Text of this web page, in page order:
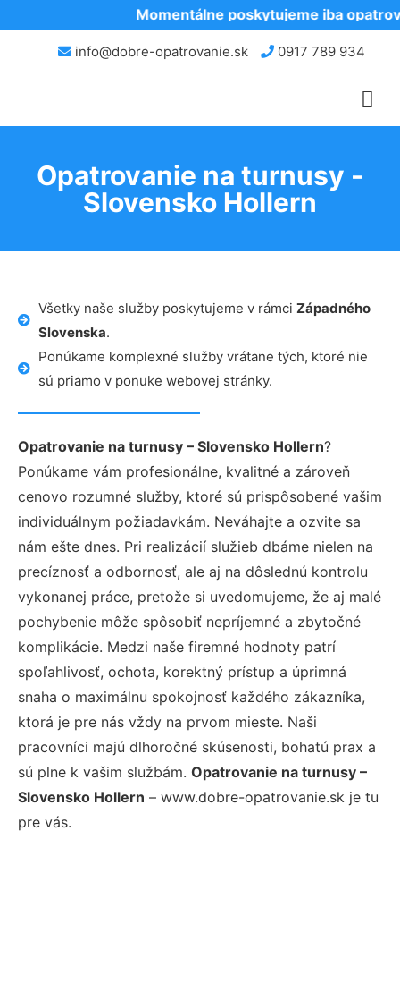
Momentálne poskytujeme iba
info@dobre-opatrovanie.sk 0917 789 934
Opatrovanie na turnusy -
Slovensko Hollern
Všetky naše služby poskytujeme v rámci Západného
Slovenska.
Ponúkame komplexné služby vrátane tých, ktoré nie
sú priamo v ponuke webovej stránky.
Opatrovanie na turnusy – Slovensko Hollern?
Ponúkame vám profesionálne, kvalitné a zároveň
cenovo rozumné služby, ktoré sú prispôsobené vašim
individuálnym požiadavkám. Neváhajte a ozvite sa
nám ešte dnes. Pri realizácií služieb dbáme nielen na
precíznosť a odbornosť, ale aj na dôslednú kontrolu
vykonanej práce, pretože si uvedomujeme, že aj malé
pochybenie môže spôsobiť nepríjemné a zbytočné
komplikácie. Medzi naše firemné hodnoty patrí
spoľahlivosť, ochota, korektný prístup a úprimná
snaha o maximálnu spokojnosť každého zákazníka,
ktorá je pre nás vždy na prvom mieste. Naši
pracovníci majú dlhoročné skúsenosti, bohatú prax a
sú plne k vašim službám. Opatrovanie na turnusy –
Slovensko Hollern – www.dobre-opatrovanie.sk je tu
pre vás.